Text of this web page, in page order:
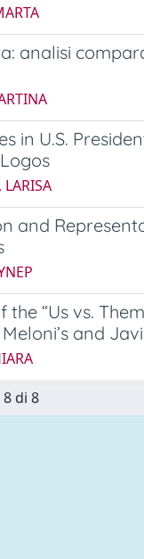
analisi
in U.S.
and
the “Us vs.
and
di 8